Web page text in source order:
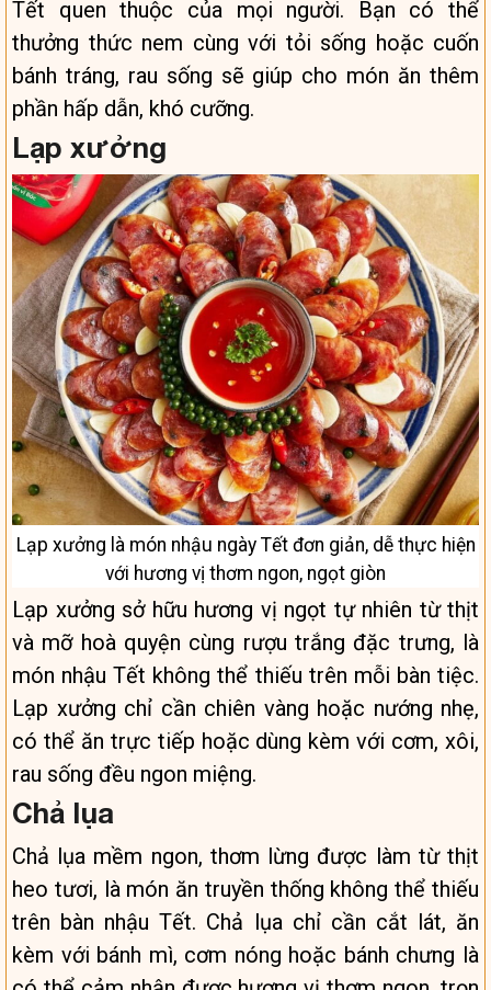
Tết quen thuộc của mọi người. Bạn có thể
thưởng thức nem cùng với tỏi sống hoặc cuốn
bánh tráng, rau sống sẽ giúp cho món ăn thêm
phần hấp dẫn, khó cưỡng.
Lạp xưởng
Lạp xưởng là món nhậu ngày Tết đơn giản, dễ thực hiện
với hương vị thơm ngon, ngọt giòn
Lạp xưởng sở hữu hương vị ngọt tự nhiên từ thịt
và mỡ hoà quyện cùng rượu trắng đặc trưng, là
món nhậu Tết không thể thiếu trên mỗi bàn tiệc.
Lạp xưởng chỉ cần chiên vàng hoặc nướng nhẹ,
có thể ăn trực tiếp hoặc dùng kèm với cơm, xôi,
rau sống đều ngon miệng.
Chả lụa
Chả lụa mềm ngon, thơm lừng được làm từ thịt
heo tươi, là món ăn truyền thống không thể thiếu
trên bàn nhậu Tết. Chả lụa chỉ cần cắt lát, ăn
kèm với bánh mì, cơm nóng hoặc bánh chưng là